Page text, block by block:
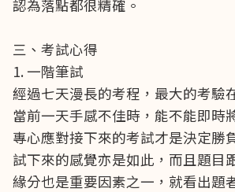
認為落點都很精確。
三、考試心得
1. 一階筆試
經過七天漫長的考程，最大的考驗
當前一天手感不佳時，能不能即時
專心應對接下來的考試才是決定勝
試下來的感覺亦是如此，而且題目
緣分也是重要因素之一，就看出題